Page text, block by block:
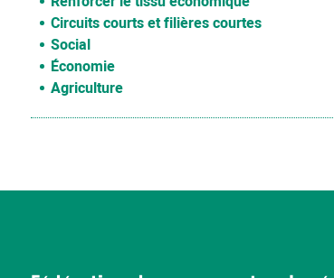
Circuits courts et filières courtes
Social
Économie
Agriculture